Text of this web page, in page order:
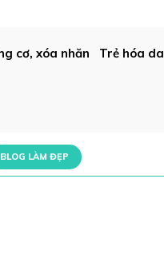
cơ, xóa nhăn Trẻ hóa da
BLOG LÀM ĐẸP